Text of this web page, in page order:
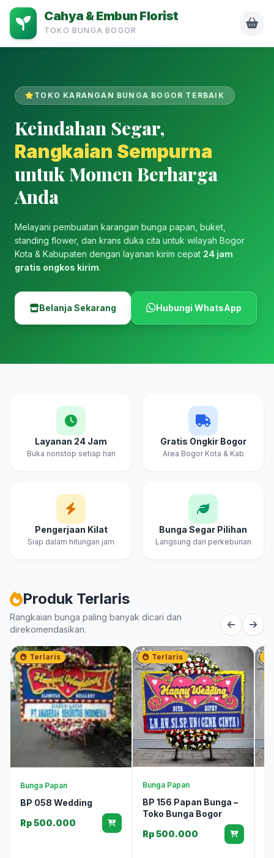
Cahya & Embun Florist
TOKO BUNGA BOGOR
TOKO KARANGAN BUNGA BOGOR TERBAIK
Keindahan Segar,
Rangkaian Sempurna
untuk Momen Berharga
Anda
Melayani pembuatan karangan bunga papan, buket,
standing flower, dan krans duka cita untuk wilayah Bogor
Kota & Kabupaten dengan layanan kirim cepat 24 jam
gratis ongkos kirim.
Belanja Sekarang Hubungi WhatsApp
Layanan 24 Jam
Buka nonstop setiap hari
Gratis Ongkir Bogor
Area Bogor Kota & Kab
Pengerjaan Kilat
Siap dalam hitungan jam
Bunga Segar Pilihan
Langsung dari perkebunan
Produk Terlaris
Rangkaian bunga paling banyak dicari dan
direkomendasikan.
Terlaris
Bunga Papan
BP 058 Wedding
Rp 500.000
Terlaris
Bunga Papan
BP 156 Papan Bunga –
Toko Bunga Bogor
Rp 500.000